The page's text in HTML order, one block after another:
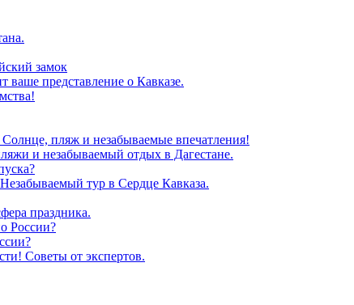
замок
ваше представление о Кавказе.
пляж и незабываемые впечатления!
и незабываемый отдых в Дагестане.
тур в Сердце Кавказа.
праздника.
России?
Советы от экспертов.